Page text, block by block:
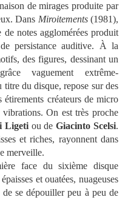
de mirages produite par
Dans Miroitements(1981),
notes agglomérées produit
persistance auditive. À la
des figures, dessinant un
vaguement extrême-
du disque, repose sur des
étirements créateurs de micro
On est très proche
Ligetiou deGiacinto Scelsi.
et riches, rayonnent dans
merveille.
face du sixième disque
et ouatées, nuageuses
se dépouiller peu à peu de